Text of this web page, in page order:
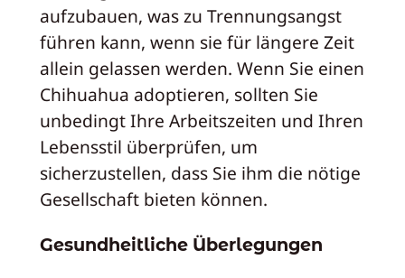
aufzubauen, was zu Trennungsangst
führen kann, wenn sie für längere Zeit
allein gelassen werden. Wenn Sie einen
Chihuahua adoptieren, sollten Sie
unbedingt Ihre Arbeitszeiten und Ihren
Lebensstil überprüfen, um
sicherzustellen, dass Sie ihm die nötige
Gesellschaft bieten können.
Gesundheitliche Überlegungen